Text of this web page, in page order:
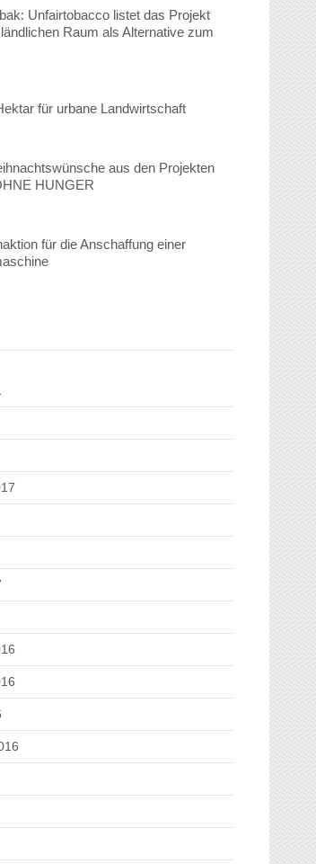
Unfairtobacco listet das Projekt
Raum als Alternative zum
für urbane Landwirtschaft
aus den Projekten
HUNGER
für die Anschaffung einer